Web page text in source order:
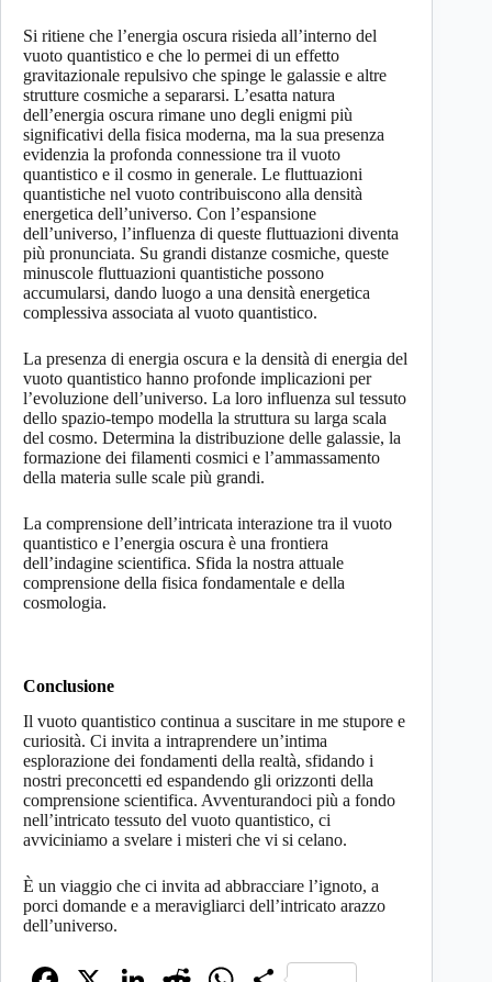
Si ritiene che l’energia oscura risieda all’interno del
vuoto quantistico e che lo permei di un effetto
gravitazionale repulsivo che spinge le galassie e altre
strutture cosmiche a separarsi. L’esatta natura
dell’energia oscura rimane uno degli enigmi più
significativi della fisica moderna, ma la sua presenza
evidenzia la profonda connessione tra il vuoto
quantistico e il cosmo in generale. Le fluttuazioni
quantistiche nel vuoto contribuiscono alla densità
energetica dell’universo. Con l’espansione
dell’universo, l’influenza di queste fluttuazioni diventa
più pronunciata. Su grandi distanze cosmiche, queste
minuscole fluttuazioni quantistiche possono
accumularsi, dando luogo a una densità energetica
complessiva associata al vuoto quantistico.
La presenza di energia oscura e la densità di energia del
vuoto quantistico hanno profonde implicazioni per
l’evoluzione dell’universo. La loro influenza sul tessuto
dello spazio-tempo modella la struttura su larga scala
del cosmo. Determina la distribuzione delle galassie, la
formazione dei filamenti cosmici e l’ammassamento
della materia sulle scale più grandi.
La comprensione dell’intricata interazione tra il vuoto
quantistico e l’energia oscura è una frontiera
dell’indagine scientifica. Sfida la nostra attuale
comprensione della fisica fondamentale e della
cosmologia.
Conclusione
Il vuoto quantistico continua a suscitare in me stupore e
curiosità. Ci invita a intraprendere un’intima
esplorazione dei fondamenti della realtà, sfidando i
nostri preconcetti ed espandendo gli orizzonti della
comprensione scientifica. Avventurandoci più a fondo
nell’intricato tessuto del vuoto quantistico, ci
avviciniamo a svelare i misteri che vi si celano.
È un viaggio che ci invita ad abbracciare l’ignoto, a
porci domande e a meravigliarci dell’intricato arazzo
dell’universo.